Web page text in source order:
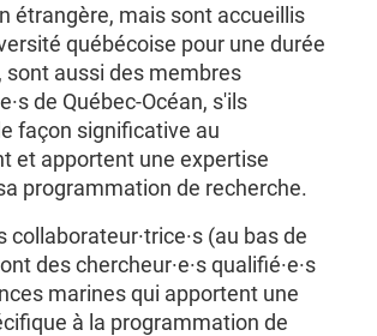
étrangère, mais sont accueillis
québécoise pour une durée
sont aussi des membres
de Québec-Océan, s'ils
façon significative au
et apportent une expertise
programmation de recherche.
collaborateur·trice·s (au bas de
des chercheur·e·s qualifié·e·s
marines qui apportent une
à la programmation de